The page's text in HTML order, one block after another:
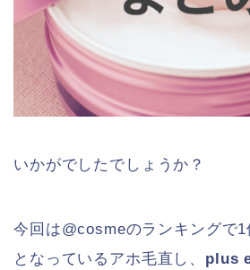
いかがでしたでしょうか？
今回は@cosmeのランキングで
となっているアホ毛直し、 plus